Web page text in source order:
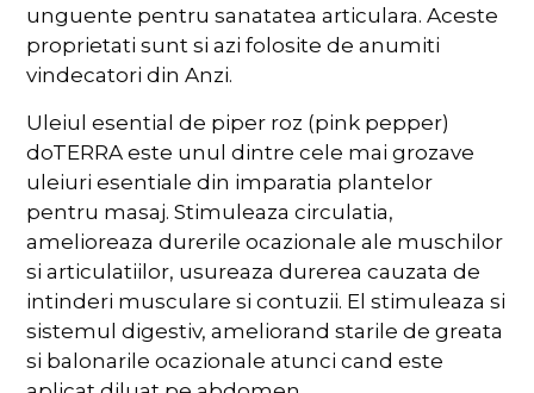
unguente pentru sanatatea articulara. Aceste
proprietati sunt si azi folosite de anumiti
vindecatori din Anzi.
Uleiul esential de piper roz (pink pepper)
doTERRA este unul dintre cele mai grozave
uleiuri esentiale din imparatia plantelor
pentru masaj. Stimuleaza circulatia,
amelioreaza durerile ocazionale ale muschilor
si articulatiilor, usureaza durerea cauzata de
intinderi musculare si contuzii. El stimuleaza si
sistemul digestiv, ameliorand starile de greata
si balonarile ocazionale atunci cand este